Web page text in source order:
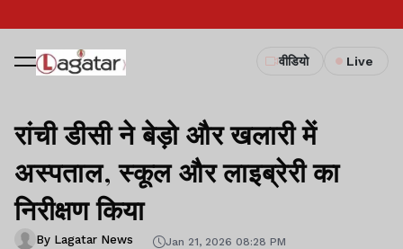
वीडियो Live
रांची डीसी ने बेड़ो और खलारी में
अस्पताल, स्कूल और लाइब्रेरी का
निरीक्षण किया
By Lagatar News Jan 21, 2026 08:28 PM